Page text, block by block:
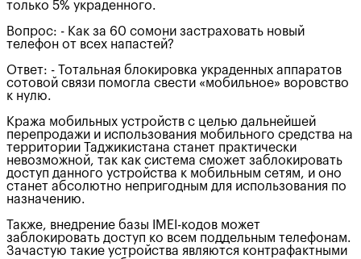
только 5% украденного.
Вопрос: - Как за 60 сомони застраховать новый
телефон от всех напастей?
Ответ: - Тотальная блокировка украденных аппаратов
сотовой связи помогла свести «мобильное» воровство
к нулю.
Кража мобильных устройств с целью дальнейшей
перепродажи и использования мобильного средства на
территории Таджикистана станет практически
невозможной, так как система сможет заблокировать
доступ данного устройства к мобильным сетям, и оно
станет абсолютно непригодным для использования по
назначению.
Также, внедрение базы IMEI-кодов может
заблокировать доступ ко всем поддельным телефонам.
Зачастую такие устройства являются контрафактными